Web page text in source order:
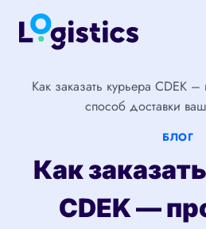
Перейти
Как заказать курьера CDEK
способ доставки
БЛОГ
Как
CDEK —